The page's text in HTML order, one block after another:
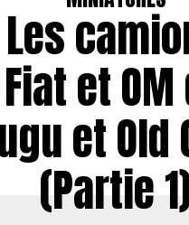
Les
Fiat et
et Old
(Partie